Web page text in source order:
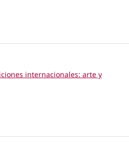
internacionales: arte y